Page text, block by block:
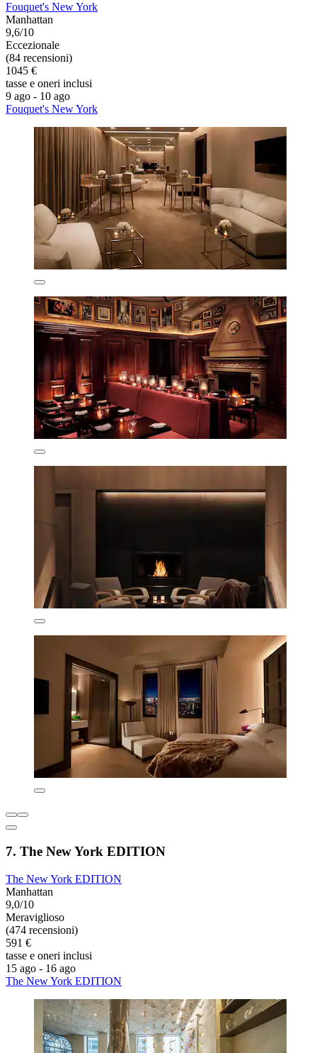
Fouquet's New York
Manhattan
9,6/10
Eccezionale
(84 recensioni)
1045 €
tasse e oneri inclusi
9 ago - 10 ago
Fouquet's New York
7. The New York EDITION
The New York EDITION
Manhattan
9,0/10
Meraviglioso
(474 recensioni)
591 €
tasse e oneri inclusi
15 ago - 16 ago
The New York EDITION